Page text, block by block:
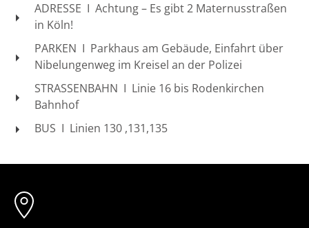
ADRESSE I Achtung – Es gibt 2 Maternusstraßen
in Köln!
PARKEN I Parkhaus am Gebäude, Einfahrt über
Nibelungenweg im Kreisel an der Polizei
STRASSENBAHN I Linie 16 bis Rodenkirchen
Bahnhof
BUS I Linien 130 ,131,135